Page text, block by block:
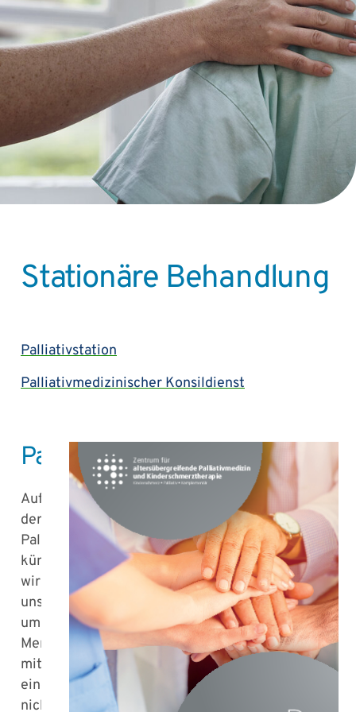
Stationäre Behandlung
Palliativstation
Palliativmedizinischer Konsildienst
Palliativstation
Auf
der
Palliativstation
kümmern
wir
uns
um
Menschen
mit
einer
nicht